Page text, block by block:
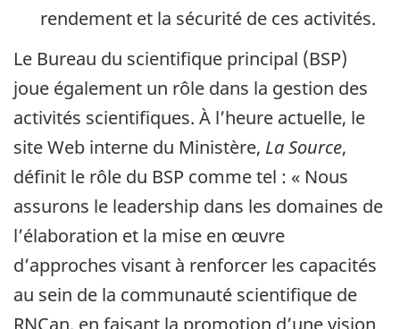
rendement et la sécurité de ces activités.
Le Bureau du scientifique principal (BSP)
joue également un rôle dans la gestion des
activités scientifiques. À l’heure actuelle, le
site Web interne du Ministère, La Source,
définit le rôle du BSP comme tel : « Nous
assurons le leadership dans les domaines de
l’élaboration et la mise en œuvre
d’approches visant à renforcer les capacités
au sein de la communauté scientifique de
RNCan, en faisant la promotion d’une vision